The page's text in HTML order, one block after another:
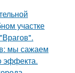
участке
мы сажаем
эффекта.